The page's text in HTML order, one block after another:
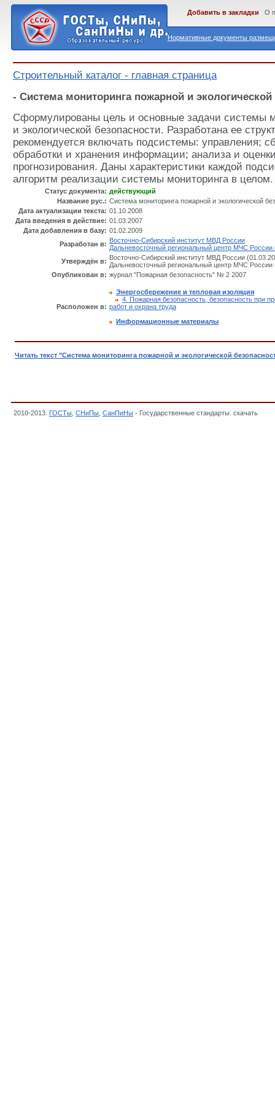
Нормативные документы
Добавить в закладки О
Строительный каталог - главная страница
- Система мониторинга пожарной и экологической
Сформулированы цель и основные задачи системы
и экологической безопасности. Разработана ее
рекомендуется включать подсистемы: управления;
обработки и хранения информации; анализа и
прогнозирования. Даны характеристики каждой
алгоритм реализации системы мониторинга в целом.
Статус документа: действующий
Название рус.: Система мониторинга пожарной и экологической
Дата актуализации текста: 01.10.2008
Дата введения в действие: 01.03.2007
Дата добавления в базу: 01.02.2009
Разработан в: Восточно-Сибирский институт МВД России
Дальневосточный региональный центр МЧС
Утверждён в: Восточно-Сибирский институт МВД России
Дальневосточный региональный центр МЧС
Опубликован в: журнал "Пожарная безопасность" № 2 2007
Расположен в:
Энергосбережение и тепловая изоляция
4. Пожарная безопасность, безопасность при
работ и охрана труда
Информационные материалы
Читать текст "Система мониторинга пожарной и экологической
2010-2013. ГОСТы СНиПы СанПиНы - Государственные стандарты. скачать